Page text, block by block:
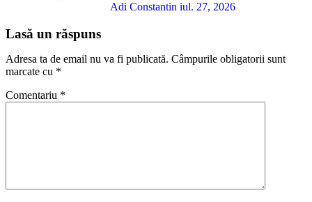
Adi Constantin iul. 27, 2026
Lasă un răspuns
Adresa ta de email nu va fi publicată. Câmpurile obligatorii sunt
marcate cu *
Comentariu *